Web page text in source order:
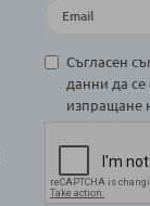
Съгласен
данни да се
изпращане